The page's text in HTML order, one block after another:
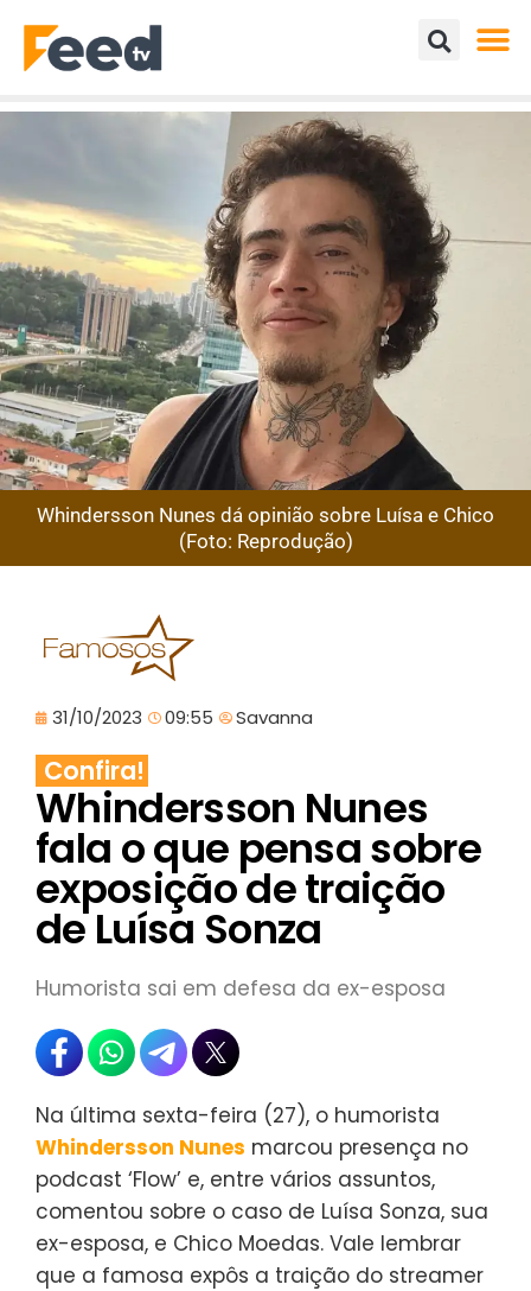
Whindersson Nunes dá opinião sobre Luísa e Chico
(Foto: Reprodução)
31/10/2023 09:55 Savanna
Confira!
Whindersson Nunes
fala o que pensa sobre
exposição de traição
de Luísa Sonza
Humorista sai em defesa da ex-esposa
Na última sexta-feira (27), o humorista
Whindersson Nunes marcou presença no
podcast ‘Flow’ e, entre vários assuntos,
comentou sobre o caso de Luísa Sonza, sua
ex-esposa, e Chico Moedas. Vale lembrar
que a famosa expôs a traição do streamer